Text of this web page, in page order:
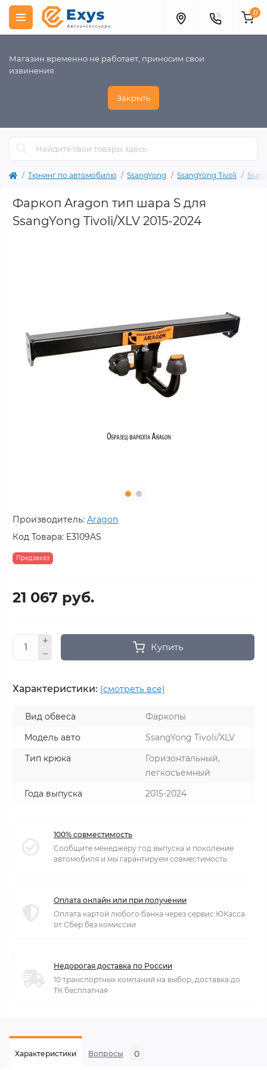
Магазин временно не работает, приносим свои
извинения
Закрыть
0
Тюнинг по автомобилю SsangYong SsangYong Tivoli
Фаркоп Aragon тип шара S для
SsangYong Tivoli/XLV 2015-2024
Производитель: Aragon
Код Товара: E3109AS
Предзаказ
21 067 руб.
Купить
Характеристики: (смотреть все)
Вид обвеса
Фаркопы
Модель авто
SsangYong Tivoli/XLV
Тип крюка
Горизонтальный,
легкосъемный
Года выпуска
2015-2024
100% совместимость
Сообщите менеджеру год выпуска и поколение
автомобиля и мы гарантируем совместимость
Оплата онлайн или при получении
Оплата картой любого банка через сервис ЮКасса
от Сбер без комиссии
Недорогая доставка по России
10 транспортных компаний на выбор, доставка до
ТК бесплатная
Характеристики Вопросы 0